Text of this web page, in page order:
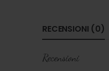
RECENSIONI (0)
Recensioni